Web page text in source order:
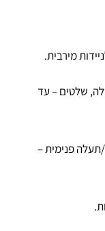
שלטים – עד
תעלה פנימית –